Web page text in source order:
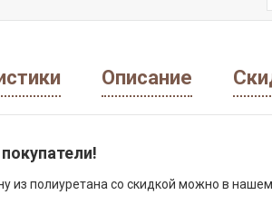
Описание
из полиуретана со скидкой можно в